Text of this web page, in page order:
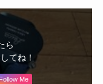
ら
てね！
Me